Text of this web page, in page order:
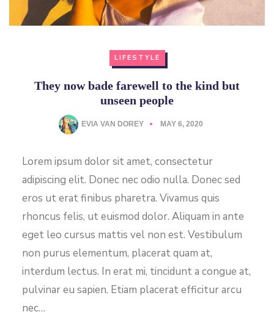
LIFESTYLE
They now bade farewell to the kind but
unseen people
EVIA VAN DOREY MAY 6, 2020
Lorem ipsum dolor sit amet, consectetur
adipiscing elit. Donec nec odio nulla. Donec sed
eros ut erat finibus pharetra. Vivamus quis
rhoncus felis, ut euismod dolor. Aliquam in ante
eget leo cursus mattis vel non est. Vestibulum
non purus elementum, placerat quam at,
interdum lectus. In erat mi, tincidunt a congue at,
pulvinar eu sapien. Etiam placerat efficitur arcu
nec…